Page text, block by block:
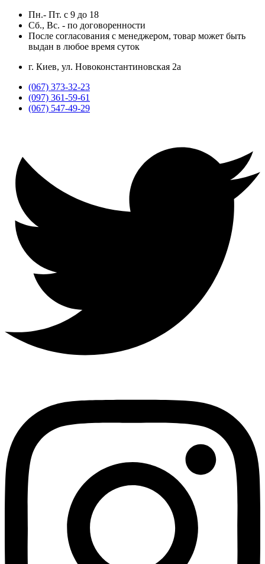
Пн.- Пт. с 9 до 18
Сб., Вс. - по договоренности
После согласования с менеджером, товар может быть
выдан в любое время суток
г. Киев, ул. Новоконстантиновская 2а
(067) 373-32-23
(097) 361-59-61
(067) 547-49-29